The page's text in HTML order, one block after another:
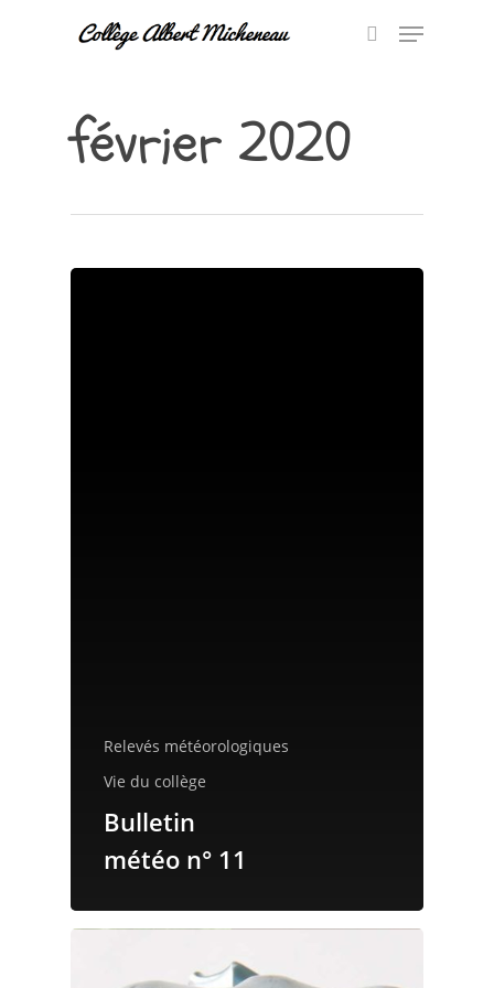
Hit enter to search or ESC to close
février 2020
Relevés météorologiques
Vie du collège
Bulletin
météo n° 11
Le collège